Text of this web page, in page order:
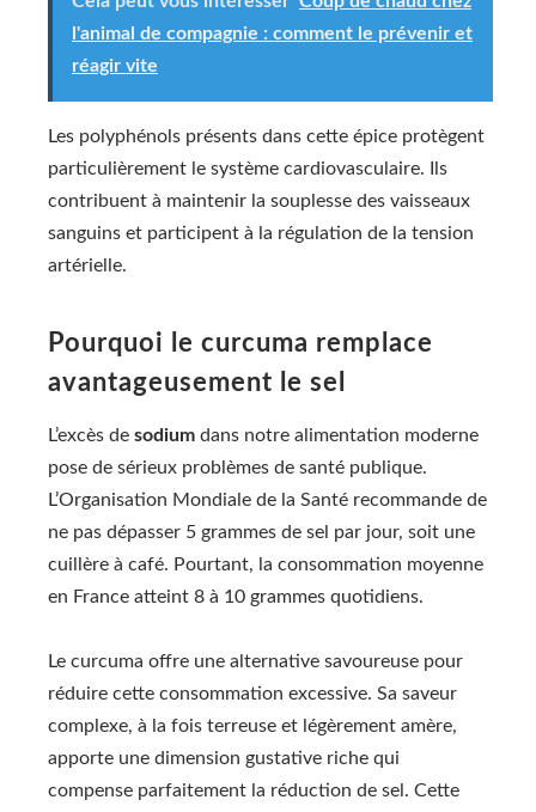
l'animal de compagnie : comment le prévenir et
réagir vite
Les polyphénols présents dans cette épice protègent
particulièrement le système cardiovasculaire. Ils
contribuent à maintenir la souplesse des vaisseaux
sanguins et participent à la régulation de la tension
artérielle.
Pourquoi le curcuma remplace
avantageusement le sel
L’excès de sodium dans notre alimentation moderne
pose de sérieux problèmes de santé publique.
L’Organisation Mondiale de la Santé recommande de
ne pas dépasser 5 grammes de sel par jour, soit une
cuillère à café. Pourtant, la consommation moyenne
en France atteint 8 à 10 grammes quotidiens.
Le curcuma offre une alternative savoureuse pour
réduire cette consommation excessive. Sa saveur
complexe, à la fois terreuse et légèrement amère,
apporte une dimension gustative riche qui
compense parfaitement la réduction de sel. Cette